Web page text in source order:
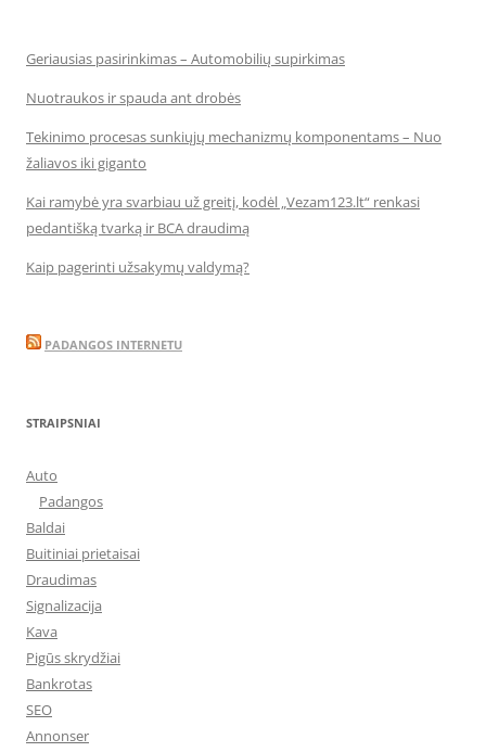
Geriausias pasirinkimas – Automobilių supirkimas
Nuotraukos ir spauda ant drobės
Tekinimo procesas sunkiųjų mechanizmų komponentams – Nuo
žaliavos iki giganto
Kai ramybė yra svarbiau už greitį, kodėl „Vezam123.lt“ renkasi
pedantišką tvarką ir BCA draudimą
Kaip pagerinti užsakymų valdymą?
PADANGOS INTERNETU
STRAIPSNIAI
Auto
Padangos
Baldai
Buitiniai prietaisai
Draudimas
Signalizacija
Kava
Pigūs skrydžiai
Bankrotas
SEO
Annonser